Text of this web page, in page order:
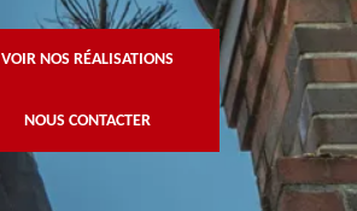
VOIR NOS RÉALISATIONS
NOUS CONTACTER